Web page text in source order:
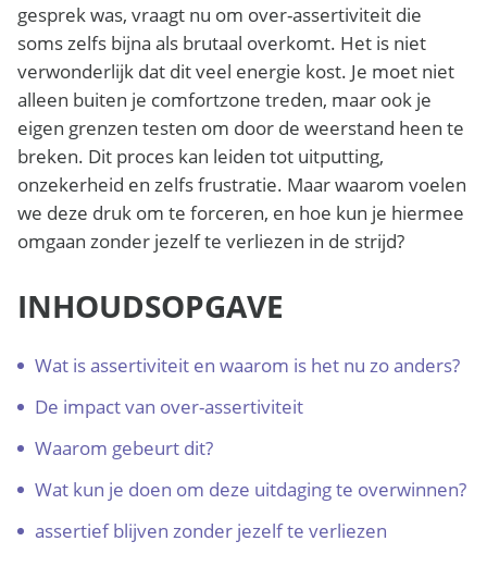
gesprek was, vraagt nu om over-assertiviteit die
soms zelfs bijna als brutaal overkomt. Het is niet
verwonderlijk dat dit veel energie kost. Je moet niet
alleen buiten je comfortzone treden, maar ook je
eigen grenzen testen om door de weerstand heen te
breken. Dit proces kan leiden tot uitputting,
onzekerheid en zelfs frustratie. Maar waarom voelen
we deze druk om te forceren, en hoe kun je hiermee
omgaan zonder jezelf te verliezen in de strijd?
INHOUDSOPGAVE
Wat is assertiviteit en waarom is het nu zo anders?
De impact van over-assertiviteit
Waarom gebeurt dit?
Wat kun je doen om deze uitdaging te overwinnen?
assertief blijven zonder jezelf te verliezen